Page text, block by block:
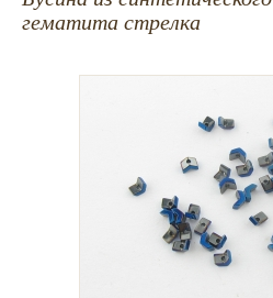
Фурнитура
Эпоксидная смола
Шнуры, ленты, нитки
По темам и сезонам
гематита стрелка